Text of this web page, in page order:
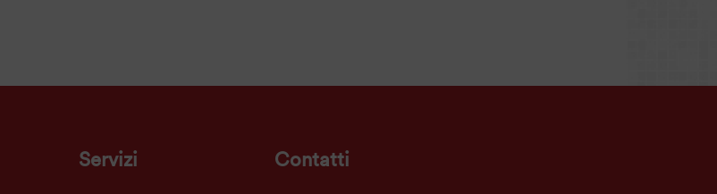
Servizi Contatti